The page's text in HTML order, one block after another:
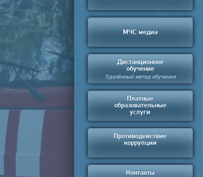
МЧС медиа
Дистанционное
обучение
Удалённый метод обучения
Платные
образовательные
услуги
Противодействие
коррупции
Контакты